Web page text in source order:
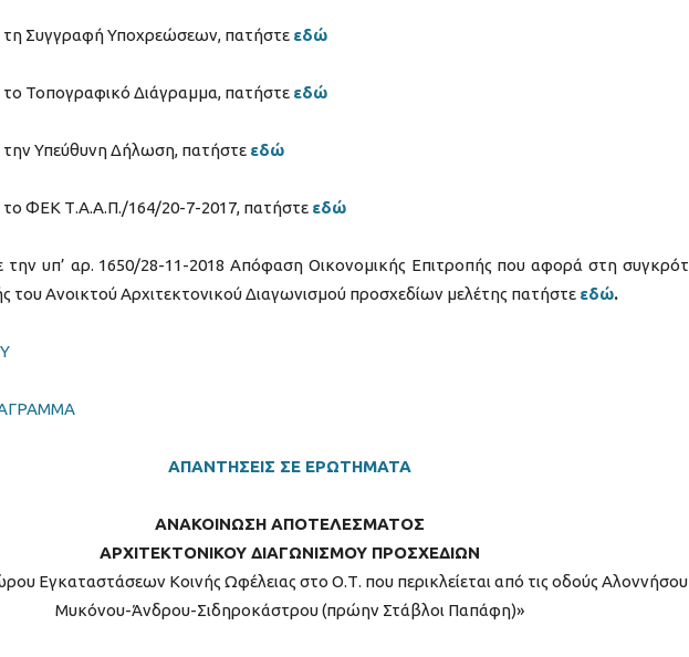
τη Συγγραφή Υποχρεώσεων, πατήστε εδώ
το Τοπογραφικό Διάγραμμα, πατήστε εδώ
την Υπεύθυνη Δήλωση, πατήστε εδώ
το ΦΕΚ Τ.Α.Α.Π./164/20-7-2017, πατήστε εδώ
την υπ’ αρ. 1650/28-11-2018 Απόφαση Οικονομικής Επιτροπής που αφορά στη
του Ανοικτού Αρχιτεκτονικού Διαγωνισμού προσχεδίων μελέτης πατήστε εδώ.
ΑΠΑΝΤΗΣΕΙΣ ΣΕ ΕΡΩΤΗΜΑΤΑ
ΑΝΑΚΟΙΝΩΣΗ ΑΠΟΤΕΛΕΣΜΑΤΟΣ
ΑΡΧΙΤΕΚΤΟΝΙΚΟΥ ΔΙΑΓΩΝΙΣΜΟΥ ΠΡΟΣΧΕΔΙΩΝ
Εγκαταστάσεων Κοινής Ωφέλειας στο Ο.Τ. που περικλείεται από τις οδούς
Μυκόνου-Άνδρου-Σιδηροκάστρου (πρώην Στάβλοι Παπάφη)»